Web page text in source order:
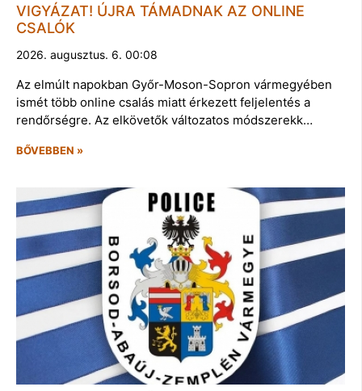
VIGYÁZAT! ÚJRA TÁMADNAK AZ ONLINE
CSALÓK
2026. augusztus. 6. 00:08
Az elmúlt napokban Győr-Moson-Sopron vármegyében
ismét több online csalás miatt érkezett feljelentés a
rendőrségre. Az elkövetők változatos módszerekk…
BŐVEBBEN »